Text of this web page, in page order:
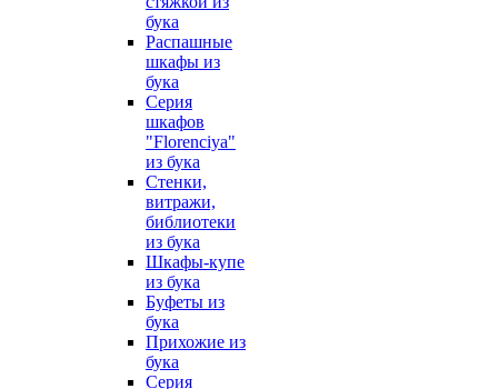
бука
Распашные
шкафы из
бука
Серия
шкафов
"Florenciya"
из бука
Стенки,
витражи,
библиотеки
из бука
Шкафы-купе
из бука
Буфеты из
бука
Прихожие из
бука
Серия